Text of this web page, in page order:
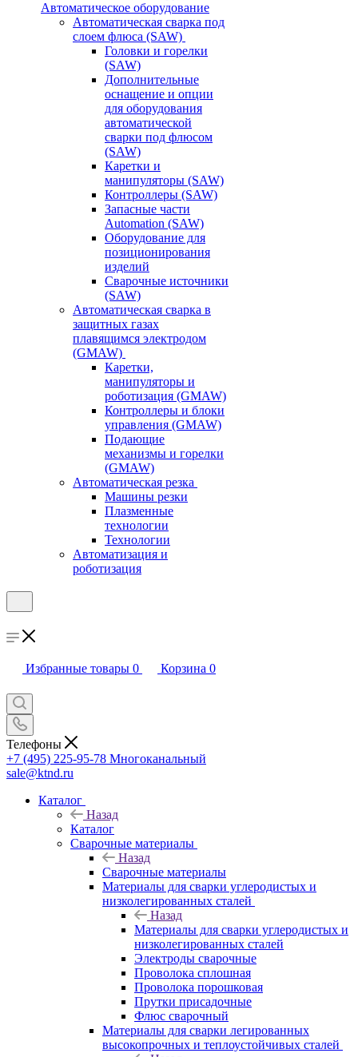
Автоматическое оборудование
Автоматическая сварка под
слоем флюса (SAW)
Головки и горелки
(SAW)
Дополнительные
оснащение и опции
для оборудования
автоматической
сварки под флюсом
(SAW)
Каретки и
манипуляторы (SAW)
Контроллеры (SAW)
Запасные части
Automation (SAW)
Оборудование для
позиционирования
изделий
Сварочные источники
(SAW)
Автоматическая сварка в
защитных газах
плавящимся электродом
(GMAW)
Каретки,
манипуляторы и
роботизация (GMAW)
Контроллеры и блоки
управления (GMAW)
Подающие
механизмы и горелки
(GMAW)
Автоматическая резка
Машины резки
Плазменные
технологии
Технологии
Автоматизация и
роботизация
Избранные товары 0 Корзина 0
Телефоны
+7 (495) 225-95-78 Многоканальный
sale@ktnd.ru
Каталог
Назад
Каталог
Сварочные материалы
Назад
Сварочные материалы
Материалы для сварки углеродистых и
низколегированных сталей
Назад
Материалы для сварки углеродистых и
низколегированных сталей
Электроды сварочные
Проволока сплошная
Проволока порошковая
Прутки присадочные
Флюс сварочный
Материалы для сварки легированных
высокопрочных и теплоустойчивых сталей